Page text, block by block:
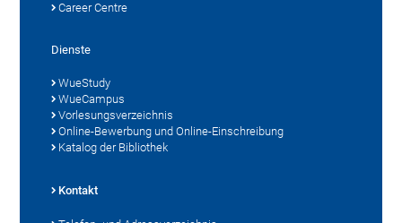
Career Centre
Dienste
WueStudy
WueCampus
Vorlesungsverzeichnis
Online-Bewerbung und Online-Einschreibung
Katalog der Bibliothek
Kontakt